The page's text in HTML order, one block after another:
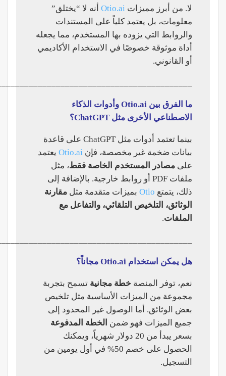
لا. من أبرز مميزات Otio.ai أنه لا “يختلق”
معلومات، بل يعتمد كلياً على المستندات
والروابط التي يزوده بها المستخدم، مما يجعله
أداة موثوقة خصوصًا في الاستخدام الأكاديمي
أو القانوني.
ما الفرق بين Otio.ai وأدوات الذكاء
الاصطناعي الأخرى مثل ChatGPT؟
بينما تعتمد أدوات مثل ChatGPT على قاعدة
بيانات ضخمة غير مخصصة، فإن Otio.ai يعتمد
على مصادر المستخدم الخاصة فقط، مثل
ملفات PDF أو روابط خارجية. بالإضافة إلى
ذلك، يتمتع Otio بميزات متقدمة مثل مقارنة
الوثائق، التلخيص التلقائي، والتفاعل مع
الملفات.
هل يمكن استخدام Otio.ai مجاناً؟
نعم، توفر المنصة خطة مجانية تسمح بتجربة
مجموعة من الميزات الأساسية مثل تلخيص
بعض الوثائق. أما الوصول غير المحدود إلى
جميع الميزات فهو ضمن الخطة المدفوعة
بسعر يبدأ من 20 دولار شهرياً، ويمكنك
الحصول على خصم 50% في أول يومين من
التسجيل.